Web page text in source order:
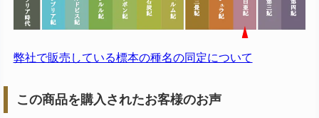
弊社で販売している標本の種名の同定について
この商品を購入されたお客様のお声